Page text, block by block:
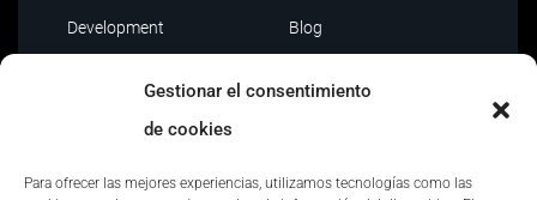
Gestionar el consentimiento
de cookies
Para ofrecer las mejores experiencias, utilizamos tecnologías como las
Development
Outsourcing IT
Blog